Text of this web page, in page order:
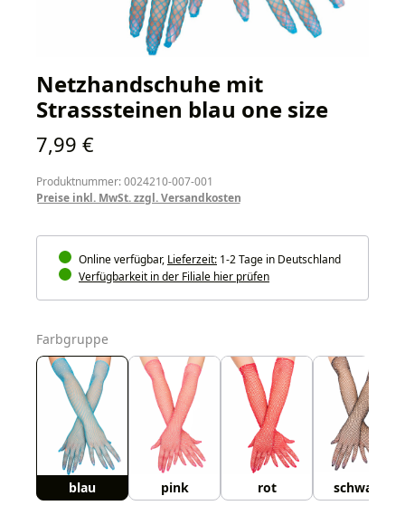
Netzhandschuhe mit
Strasssteinen blau one size
Regulärer Preis:
7,99 €
Produktnummer: 0024210-007-001
Preise inkl. MwSt. zzgl. Versandkosten
Online verfügbar, Lieferzeit: 1-2 Tage in Deutschland
Verfügbarkeit in der Filiale hier prüfen
Farbgruppe
blau pink rot schwarz